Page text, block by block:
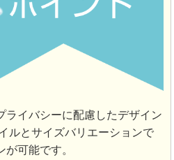
ライバシーに配慮したデザイン
ルとサイズバリエーションで
可能です。